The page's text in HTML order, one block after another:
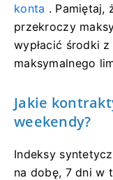
konta . Pamiętaj,
przekroczy
wypłacić środki
maksymalnego
Jakie
weekendy?
Indeksy
na dobę, 7 dni w